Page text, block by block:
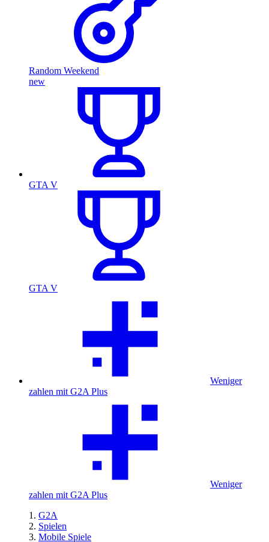
Random Weekend
new
GTA V
GTA V
Weniger
zahlen mit G2A Plus
Weniger
zahlen mit G2A Plus
G2A
Spielen
Mobile Spiele